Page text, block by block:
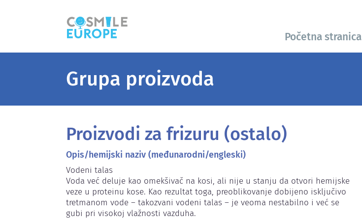
Početna stranica
Grupa proizvoda
Proizvodi za frizuru (ostalo)
Opis/hemijski naziv (međunarodni/engleski)
Vodeni talas
Voda već deluje kao omekšivač na kosi, ali nije u stanju da otvori hemijske
veze u proteinu kose. Kao rezultat toga, preoblikovanje dobijeno isključivo
tretmanom vode – takozvani vodeni talas – je veoma nestabilno i već se
gubi pri visokoj vlažnosti vazduha.